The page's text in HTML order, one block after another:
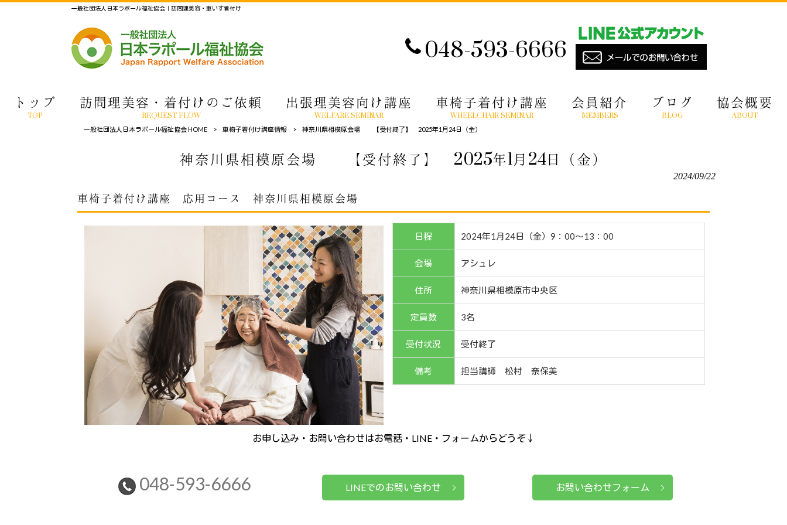
一般社団法人日本ラポール福祉協会｜訪問理美容・車いす着付け
048-593-6666
トップ
TOP
訪問理美容・着付けのご依頼
REQUEST FLOW
出張理美容向け講座
WELFARE SEMINAR
車椅子着付け講座
WHEELCHAIR SEMINAR
会員紹介
MEMBERS
ブログ
BLOG
協会概要
ABOUT
一般社団法人日本ラポール福祉協会 HOME > 車椅子着付け講座情報 > 神奈川県相模原会場 【受付終了】 2025年1月24日（金）
神奈川県相模原会場 【受付終了】 2025年1月24日（金）
2024/09/22
車椅子着付け講座 応用コース 神奈川県相模原会場
日程 2024年1月24日（金）9：00〜13：00
会場 アシュレ
住所 神奈川県相模原市中央区
定員数 3名
受付状況 受付終了
備考 担当講師 松村 奈保美
お申し込み・お問い合わせはお電話・LINE・フォームからどうぞ↓
048-593-6666 LINEでのお問い合わせ お問い合わせフォーム